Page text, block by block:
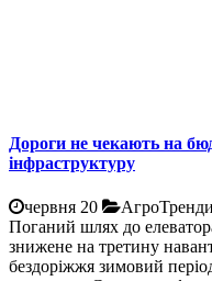
Дороги не чекають на
інфраструктуру
червня 20 АгроТренди
Поганий шлях до
знижене на третину
бездоріжжя зимовий